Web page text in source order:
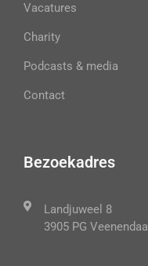
Vacatures
Charity
Podcasts & media
Contact
Bezoekadres
Landjuweel 8
3905 PG Veenendaal